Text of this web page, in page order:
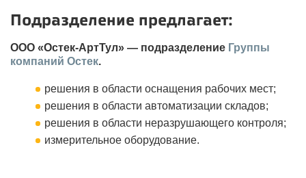
Подразделение предлагает:
ООО «Остек-АртТул» — подразделение Группы
компаний Остек.
решения в области оснащения рабочих мест;
решения в области автоматизации складов;
решения в области неразрушающего контроля;
измерительное оборудование.